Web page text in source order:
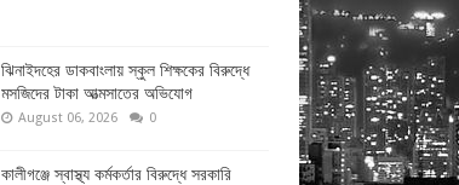
ঝিনাইদহের ডাকবাংলায় স্কুল শিক্ষকের বিরুদ্ধে
মসজিদের টাকা আত্মসাতের অভিযোগ
August 06, 2026 0
কালীগঞ্জে স্বাস্থ্য কর্মকর্তার বিরুদ্ধে সরকারি